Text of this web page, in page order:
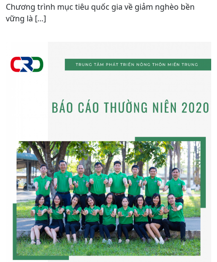
Chương trình mục tiêu quốc gia về giảm nghèo bền
vững là […]